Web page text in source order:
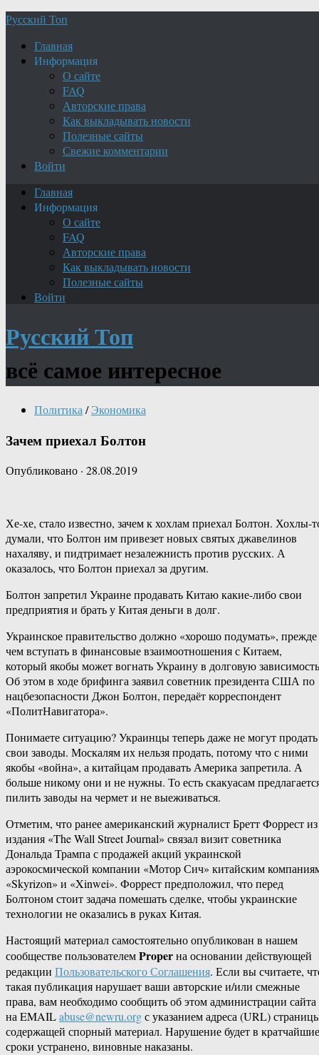
Русский Топ
Главная
Информация
О сайте
FAQ
Авторские права
Как выкладывать новости
Полезные сайты
Свежие комментарии
Войти
Главная
Информация
О сайте
FAQ
Авторские права
Как выкладывать новости
Полезные сайты
Войти
Русский Топ
всё самое интересное
Политика / Экономика
Зачем приехал Болтон
Опубликовано · 28.08.2019
Хе-хе, стало известно, зачем к хохлам приехал Болтон. Хохлы-
думали, что Болтон им привезет новых святых джавелинов
нахаляву, и пидтримает незалежнисть против русских. А
оказалось, что Болтон приехал за другим.
Болтон запретил Украине продавать Китаю какие-либо свои
предприятия и брать у Китая деньги в долг.
Украинское правительство должно «хорошо подумать», прежде
чем вступать в финансовые взаимоотношения с Китаем,
который якобы может вогнать Украину в долговую
Об этом в ходе брифинга заявил советник президента США по
нацбезопасности Джон Болтон, передаёт корреспондент
«ПолитНавигатора».
Понимаете ситуацию? Украинцы теперь даже не могут продать
свои заводы. Москалям их нельзя продать, потому что с ними
якобы «война», а китайцам продавать Америка запретила. А
больше никому они и не нужны. То есть скакуасам
пилить заводы на чермет и не выеживаться.
Отметим, что ранее американский журналист Бретт Форрест из
издания «The Wall Street Journal» связал визит советника
Дональда Трампа с продажей акций украинской
аэрокосмической компании «Мотор Сич» китайским
«Skyrizon» и «Xinwei». Форрест предположил, что перед
Болтоном стоит задача помешать сделке, чтобы украинские
технологии не оказались в руках Китая.
Настоящий материал самостоятельно опубликован в нашем
сообществе пользователемProperна основании действующей
редакции Пользовательского Соглашения. Если вы считаете,
такая публикация нарушает ваши авторские и/или смежные
права, вам необходимо сообщить об этом администрации сайта
на EMAILabuse@newru.orgс указанием адреса (URL)
содержащей спорный материал. Нарушение будет в кратчайшие
сроки устранено, виновные наказаны.